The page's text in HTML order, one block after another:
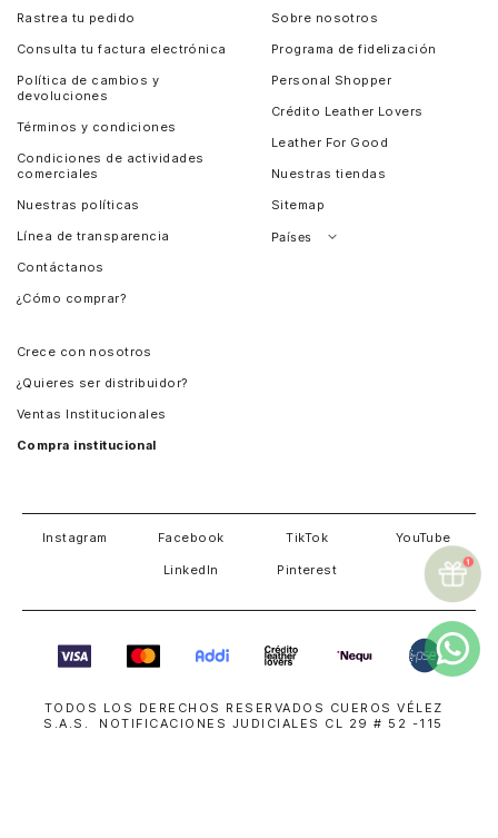
Rastrea tu pedido
Consulta tu factura electrónica
Política de cambios y
devoluciones
Términos y condiciones
Condiciones de actividades
comerciales
Nuestras políticas
Línea de transparencia
Contáctanos
¿Cómo comprar?
Sobre nosotros
Programa de fidelización
Personal Shopper
Crédito Leather Lovers
Leather For Good
Nuestras tiendas
Sitemap
Países
Crece con nosotros
¿Quieres ser distribuidor?
Ventas Institucionales
Compra institucional
Instagram Facebook TikTok YouTube
LinkedIn Pinterest
TODOS LOS DERECHOS RESERVADOS CUEROS VÉLEZ
S.A.S. NOTIFICACIONES JUDICIALES CL 29 # 52 -115